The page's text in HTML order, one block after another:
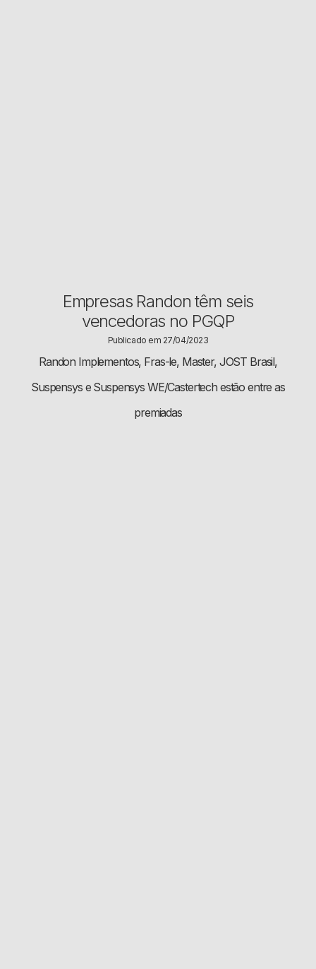
Empresas Randon têm seis
vencedoras no PGQP
Publicado em 27/04/2023
Randon Implementos, Fras-le, Master, JOST Brasil,
Suspensys e Suspensys WE/Castertech estão entre as
premiadas